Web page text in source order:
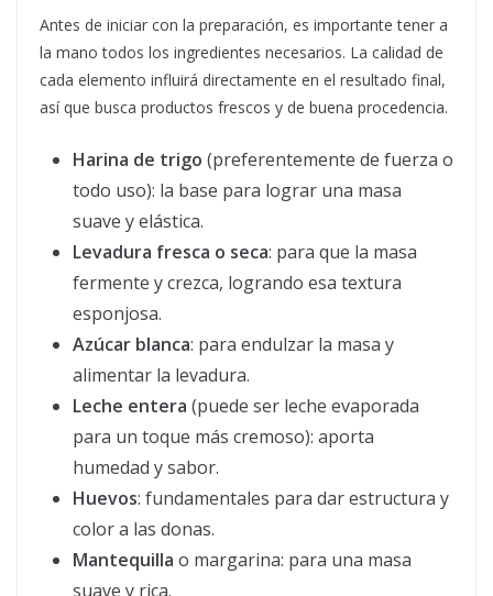
Antes de iniciar con la preparación, es importante tener a
la mano todos los ingredientes necesarios. La calidad de
cada elemento influirá directamente en el resultado final,
así que busca productos frescos y de buena procedencia.
Harina de trigo (preferentemente de fuerza o
todo uso): la base para lograr una masa
suave y elástica.
Levadura fresca o seca: para que la masa
fermente y crezca, logrando esa textura
esponjosa.
Azúcar blanca: para endulzar la masa y
alimentar la levadura.
Leche entera (puede ser leche evaporada
para un toque más cremoso): aporta
humedad y sabor.
Huevos: fundamentales para dar estructura y
color a las donas.
Mantequilla o margarina: para una masa
suave y rica.